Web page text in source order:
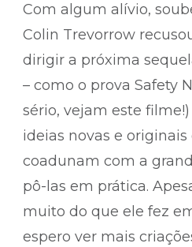
Com algum alívio,
Colin Trevorrow
dirigir a próxima
– como o prova Safety
sério, vejam este
ideias novas e originais
coadunam com a
pô-las em prática.
muito do que ele fez
espero ver mais